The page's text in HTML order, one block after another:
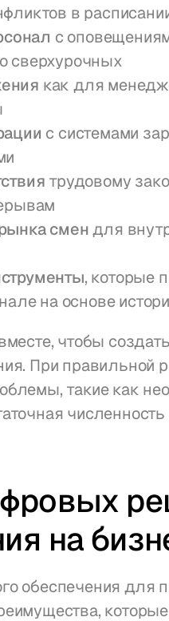
в
с
сверхурочных
как для
с системами
трудовому
смен для
, которые
на основе
чтобы
При правильной
такие как
на
обеспечения для